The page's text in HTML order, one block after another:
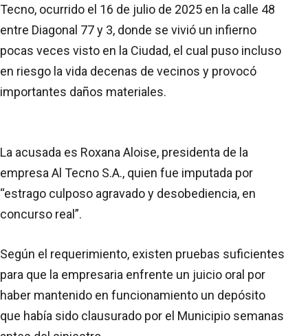
Tecno, ocurrido el 16 de julio de 2025 en la calle 48
entre Diagonal 77 y 3, donde se vivió un infierno
pocas veces visto en la Ciudad, el cual puso incluso
en riesgo la vida decenas de vecinos y provocó
importantes daños materiales.
La acusada es Roxana Aloise, presidenta de la
empresa Al Tecno S.A., quien fue imputada por
“estrago culposo agravado y desobediencia, en
concurso real”.
Según el requerimiento, existen pruebas suficientes
para que la empresaria enfrente un juicio oral por
haber mantenido en funcionamiento un depósito
que había sido clausurado por el Municipio semanas